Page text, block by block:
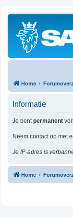
Home
Informatie
Je bentpermanent
Neem contact op met
Je IP-adres is
Home